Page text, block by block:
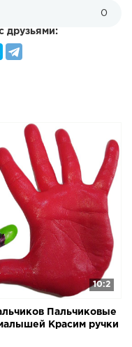
ребенка, также
темам которые
Развивающие
цвета и лопаем
Игрушечные
герои
и учить в
Твиттер:
0
друзьями:
10:2
Пальчиковые
Красим ручки